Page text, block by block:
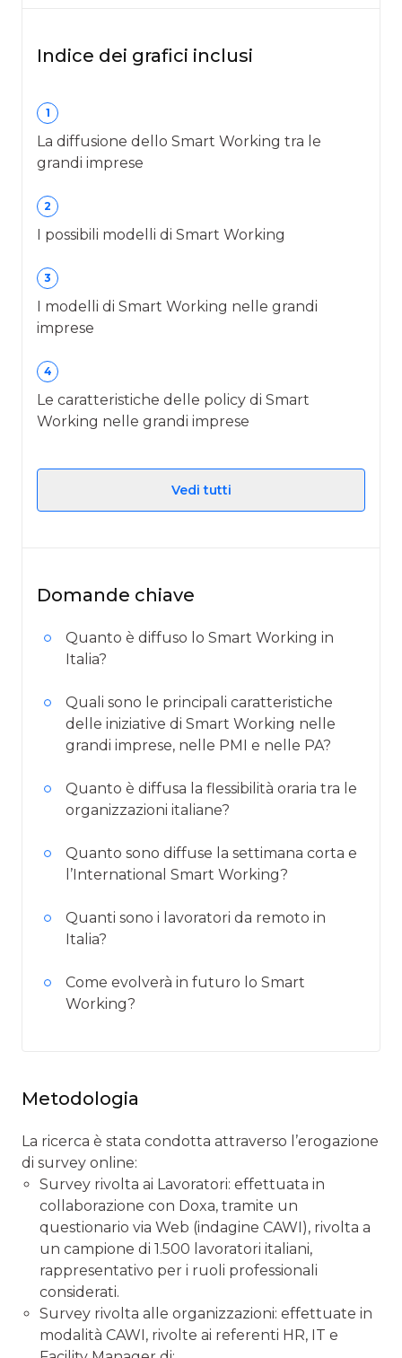
Indice dei grafici inclusi
1
La diffusione dello Smart Working tra le
grandi imprese
2
I possibili modelli di Smart Working
3
I modelli di Smart Working nelle grandi
imprese
4
Le caratteristiche delle policy di Smart
Working nelle grandi imprese
Vedi tutti
Domande chiave
Quanto è diffuso lo Smart Working in
Italia?
Quali sono le principali caratteristiche
delle iniziative di Smart Working nelle
grandi imprese, nelle PMI e nelle PA?
Quanto è diffusa la flessibilità oraria tra le
organizzazioni italiane?
Quanto sono diffuse la settimana corta e
l’International Smart Working?
Quanti sono i lavoratori da remoto in
Italia?
Come evolverà in futuro lo Smart
Working?
Metodologia
La ricerca è stata condotta attraverso l’erogazione
di survey online:
Survey rivolta ai Lavoratori: effettuata in
collaborazione con Doxa, tramite un
questionario via Web (indagine CAWI), rivolta a
un campione di 1.500 lavoratori italiani,
rappresentativo per i ruoli professionali
considerati.
Survey rivolta alle organizzazioni: effettuate in
modalità CAWI, rivolte ai referenti HR, IT e